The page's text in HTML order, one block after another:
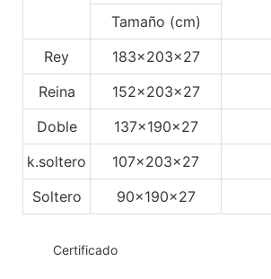
Tamaño (cm)
Rey
183x203x27
Reina
152x203x27
Doble
137x190x27
k.soltero
107x203x27
Soltero
90x190x27
Certificado